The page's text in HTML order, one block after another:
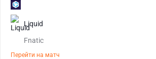
Liquid
Fnatic
Перейти на матч